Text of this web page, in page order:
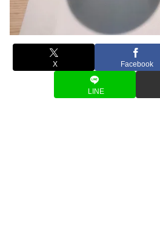
X Facebook
LINE